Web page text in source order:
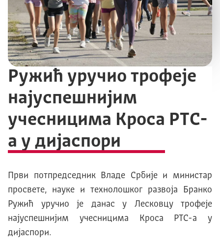
Ружић уручио трофеје
најуспешнијим
учесницима Кроса РТС-
а у дијаспори
Први потпредседник Владе Србије и министар
просвете, науке и технолошког развоја Бранко
Ружић уручио је данас у Лесковцу трофеје
најуспешнијим учесницима Кроса РТС-а у
дијаспори.